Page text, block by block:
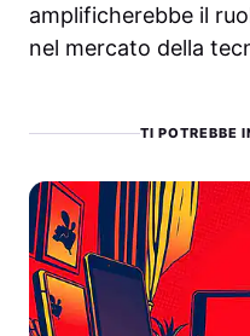
amplificherebbe il
nel mercato della
TI POTREBBE